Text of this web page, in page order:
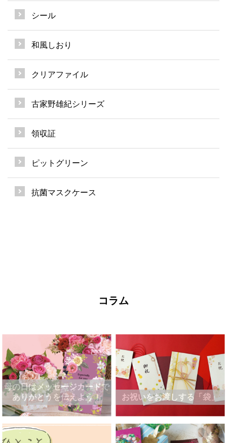
シール
和風しおり
クリアファイル
古家野雄紀シリーズ
領収証
ピットグリーン
抗菌マスクケース
コラム
母の日はメッセージカードで
ありがとうを伝えよう！
お祝いをお渡しする「袋」